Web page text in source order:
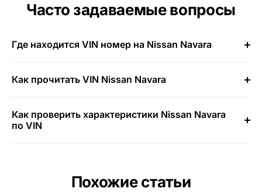
Часто задаваемые вопросы
Где находится VIN номер на Nissan Navara
Как прочитать VIN Nissan Navara
Как проверить характеристики Nissan Navara
по VIN
Похожие статьи